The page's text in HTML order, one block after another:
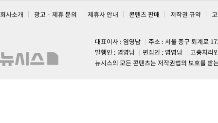
회사소개 광고 · 제휴 문의 제휴사 안내 콘텐츠 판매 저작권 규약
대표이사 : 염영남
주소 : 서울 중구 퇴계로
발행인 : 염영남
편집인 : 염영남
고충처리
뉴시스의 모든 콘텐츠는 저작권법의 보호를